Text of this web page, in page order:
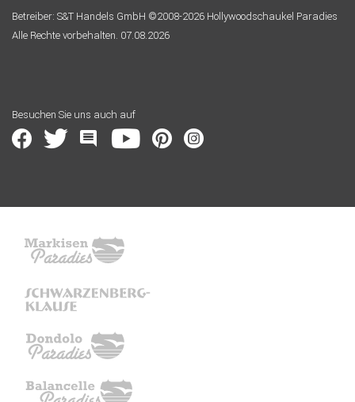
Betreiber: S&T Handels GmbH ©2008-2026 Hollywoodschaukel Paradies
Alle Rechte vorbehalten. 07.08.2026
Besuchen Sie uns auch auf